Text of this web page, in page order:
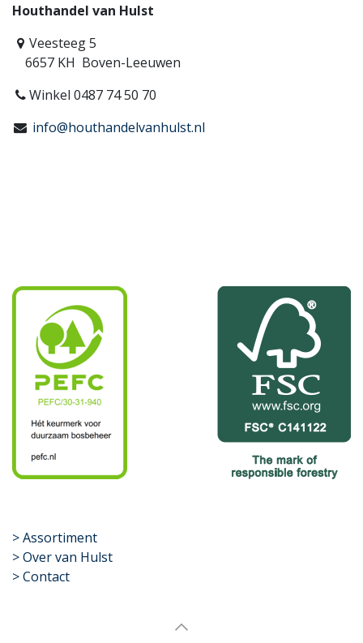
Houthandel van Hulst
Veesteeg 5
6657 KH Boven-Leeuwen
Winkel 0487 74 50 70
info@houthandelvanhulst.nl
​>Assortiment
> Over van Hulst
> Contact